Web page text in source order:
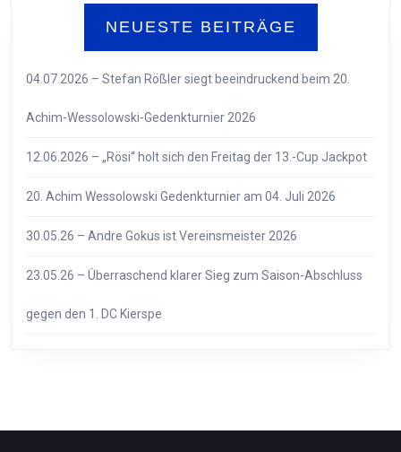
NEUESTE BEITRÄGE
04.07.2026 – Stefan Rößler siegt beeindruckend beim 20.
Achim-Wessolowski-Gedenkturnier 2026
12.06.2026 – „Rösi“ holt sich den Freitag der 13.-Cup Jackpot
20. Achim Wessolowski Gedenkturnier am 04. Juli 2026
30.05.26 – Andre Gokus ist Vereinsmeister 2026
23.05.26 – Überraschend klarer Sieg zum Saison-Abschluss
gegen den 1. DC Kierspe